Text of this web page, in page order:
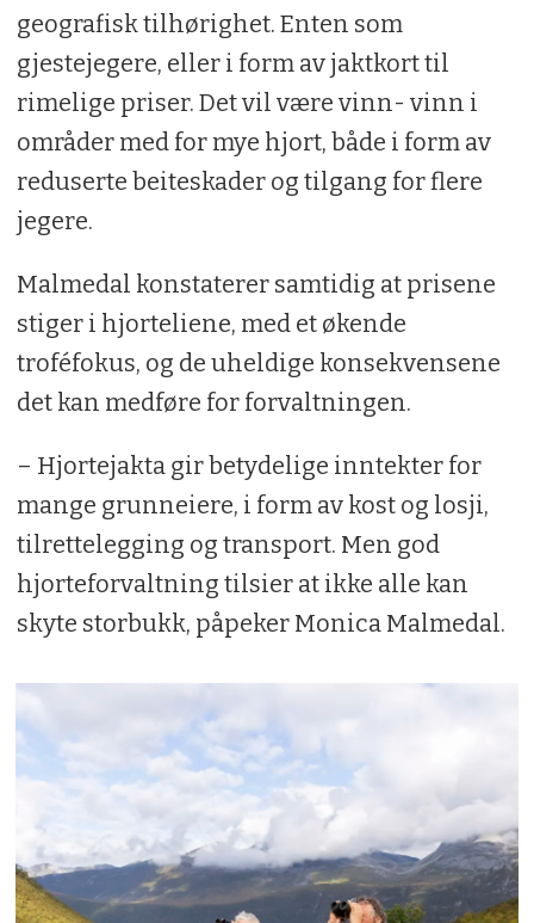
geografisk tilhørighet. Enten som
gjestejegere, eller i form av jaktkort til
rimelige priser. Det vil være vinn- vinn i
områder med for mye hjort, både i form av
reduserte beiteskader og tilgang for flere
jegere.
Malmedal konstaterer samtidig at prisene
stiger i hjorteliene, med et økende
troféfokus, og de uheldige konsekvensene
det kan medføre for forvaltningen.
– Hjortejakta gir betydelige inntekter for
mange grunneiere, i form av kost og losji,
tilrettelegging og transport. Men god
hjorteforvaltning tilsier at ikke alle kan
skyte storbukk, påpeker Monica Malmedal.